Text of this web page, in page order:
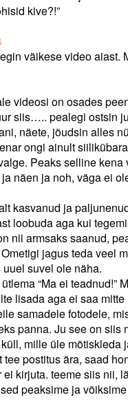
kive?!”
väikese video
videosi on osades
siis….. pealegi ostsin
näete, jõudsin alles
ongi ainult
Peaks selline
näen ja noh, väga ei
kasvanud ja
loobuda aga kui
nii armsaks saanud,
jagus teda veel
suvel ole näha.
“Ma ei teadnud!”
lisada aga ei saa
samadele fotodele,
panna. Ju see on siis
mille üle mõtiskleda
postitus ära, saad
kirjuta. teeme siis nii,
peaksime ja